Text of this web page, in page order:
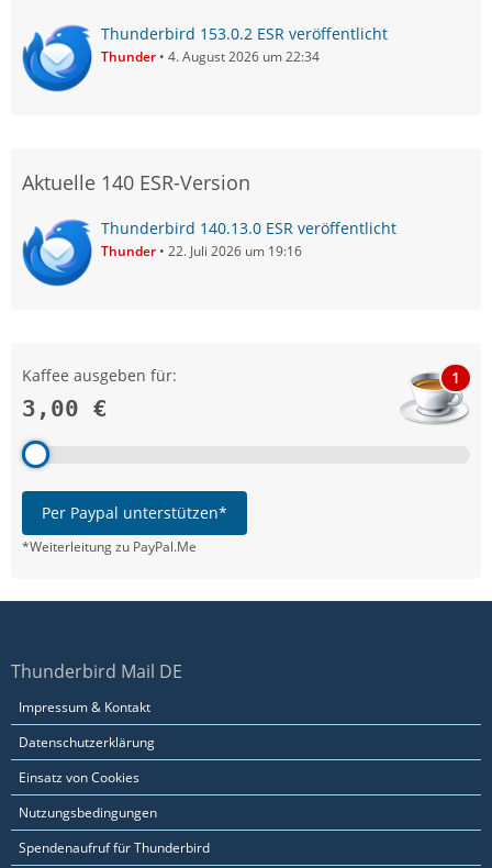
Thunderbird 153.0.2 ESR veröffentlicht
Thunder 4. August 2026 um 22:34
Aktuelle 140 ESR-Version
Thunderbird 140.13.0 ESR veröffentlicht
Thunder 22. Juli 2026 um 19:16
Kaffee ausgeben für:
3,00 €
1
Per Paypal unterstützen*
*Weiterleitung zu PayPal.Me
Thunderbird Mail DE
Impressum & Kontakt
Datenschutzerklärung
Einsatz von Cookies
Nutzungsbedingungen
Spendenaufruf für Thunderbird